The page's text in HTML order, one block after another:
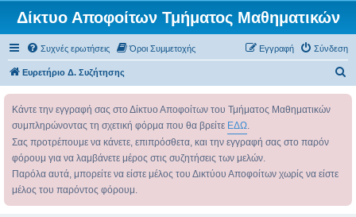
Δίκτυο Αποφοίτων Τμήματος Μαθηματικών
Συχνές ερωτήσεις Όροι Συμμετοχής Σύνδεση
Εγγραφή
Ευρετήριο Δ. Συζήτησης
σ
Κάντε την εγγραφή σας στο Δίκτυο Αποφοίτων του Τμήματος Μαθηματικών
συμπληρώνοντας τη σχετική φόρμα που θα βρείτε ΕΔΩ.
Σας προτρέπουμε να κάνετε, επιπρόσθετα, και την εγγραφή σας στο παρόν
φόρουμ για να λαμβάνετε μέρος στις συζητήσεις των μελών.
Παρόλα αυτά, μπορείτε να είστε μέλος του Δικτύου Αποφοίτων χωρίς να είστε
μέλος του παρόντος φόρουμ.